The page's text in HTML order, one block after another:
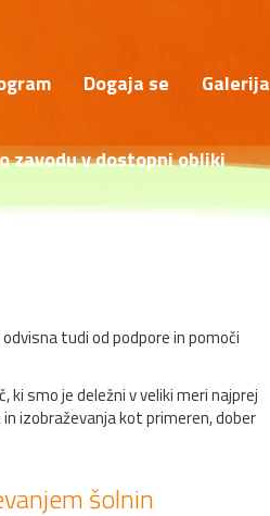
Dogaja se Galerija
zavodu v dostopni obliki
tudi od podpore in pomoči
smo je deležni v veliki meri najprej
izobraževanja kot primeren, dober
šolnin